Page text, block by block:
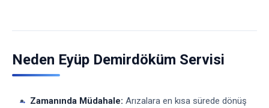
Neden Eyüp Demirdöküm Servisi
Zamanında Müdahale: Arızalara en kısa sürede dönüş